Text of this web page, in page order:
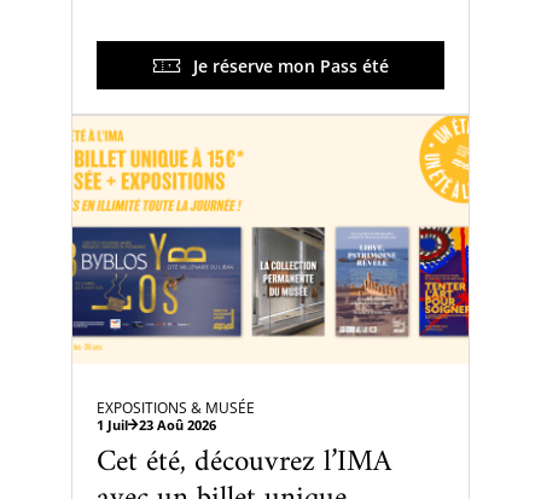
Je réserve mon Pass été
EXPOSITIONS & MUSÉE
1 Juil 23 Aoû 2026
Cet été, découvrez l’IMA